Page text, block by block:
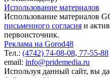
Использование материалов
Использование материалов
письменного согласия и
первоисточник.
Реклама на Gorod48
Тел.: (4742) 74-08-08, 77-55-88
email: info@pridemedia.ru
Используя данный сайт, вы